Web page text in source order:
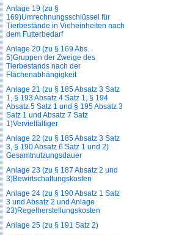
Anlage 19 (zu §
169)Umrechnungsschlüssel für
Tierbestände in Vieheinheiten nach
dem Futterbedarf
Anlage 20 (zu § 169 Abs.
5)Gruppen der Zweige des
Tierbestands nach der
Flächenabhängigkeit
Anlage 21 (zu § 185 Absatz 3 Satz
1, § 193 Absatz 4 Satz 1, § 194
Absatz 5 Satz 1 und § 195 Absatz 3
Satz 1 und Absatz 7 Satz
1)Vervielfältiger
Anlage 22 (zu § 185 Absatz 3 Satz
3, § 190 Absatz 6 Satz 1 und 2)
Gesamtnutzungsdauer
Anlage 23 (zu § 187 Absatz 2 und
3)Bewirtschaftungskosten
Anlage 24 (zu § 190 Absatz 1 Satz
3 und Absatz 2 und Anlage
23)Regelherstellungskosten
Anlage 25 (zu § 191 Satz 2)